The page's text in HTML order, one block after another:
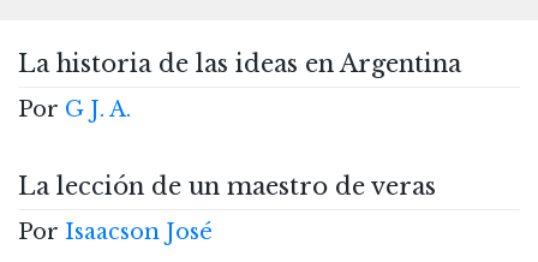
La historia de las ideas en Argentina
Por G J. A.
La lección de un maestro de veras
Por Isaacson José